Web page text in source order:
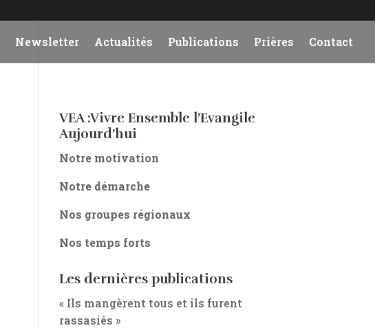
Newsletter Actualités Publications Prières Contact
VEA :Vivre Ensemble l’Evangile
Aujourd’hui
Notre motivation
Notre démarche
Nos groupes régionaux
Nos temps forts
Les dernières publications
« Ils mangèrent tous et ils furent
rassasiés »